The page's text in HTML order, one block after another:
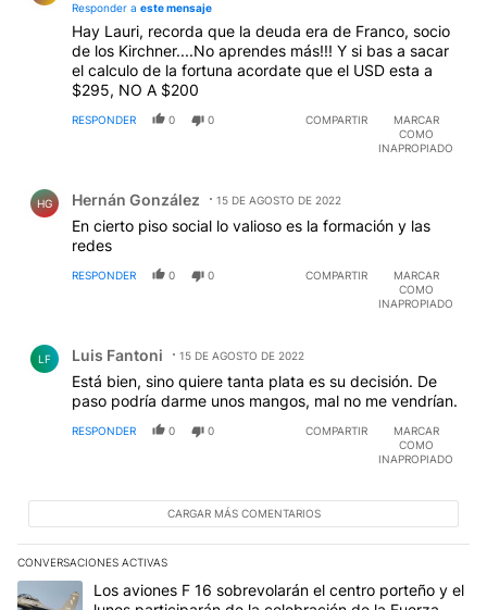
Responder a este mensaje
Hay Lauri, recorda que la deuda era de Franco, socio
de los Kirchner....No aprendes más!!! Y si bas a sacar
el calculo de la fortuna acordate que el USD esta a
$295, NO A $200
RESPONDER 0 0 COMPARTIR
MARCAR
COMO
INAPROPIADO
HG Hernán González 15 DE AGOSTO DE 2022
En cierto piso social lo valioso es la formación y las
redes
RESPONDER 0 0 COMPARTIR
MARCAR
COMO
INAPROPIADO
LF Luis Fantoni 15 DE AGOSTO DE 2022
Está bien, sino quiere tanta plata es su decisión. De
paso podría darme unos mangos, mal no me vendrían.
RESPONDER 0 0 COMPARTIR
MARCAR
COMO
INAPROPIADO
CARGAR MÁS COMENTARIOS
CONVERSACIONES ACTIVAS
Este listado muestra los artículos con más comentarios en los
Un artículo de tendencia con el título "Los aviones F 16
Los aviones F 16 sobrevolarán el centro porteño y el